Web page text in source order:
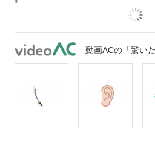
動画ACの「驚い